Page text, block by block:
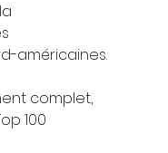
américaines.
complet,
100